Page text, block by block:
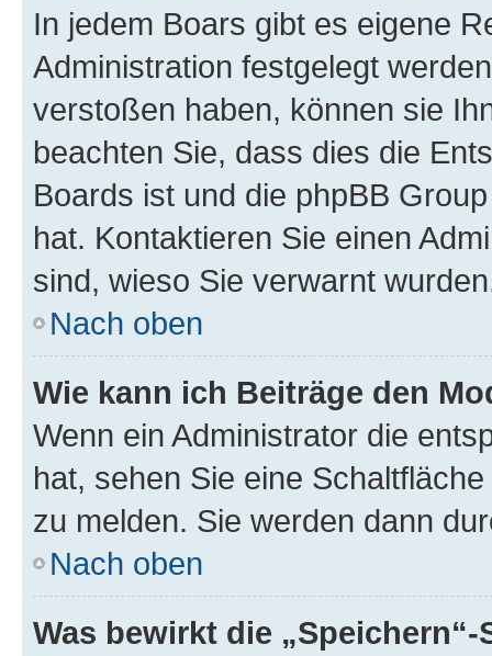
In jedem Boars gibt es eigene
Administration festgelegt
verstoßen haben, können sie
beachten Sie, dass dies die
Boards ist und die phpBB
hat. Kontaktieren Sie einen
sind, wieso Sie verwarnt
Nach oben
Wie kann ich Beiträge den
Wenn ein Administrator die
hat, sehen Sie eine
zu melden. Sie werden dann
Nach oben
Was bewirkt die